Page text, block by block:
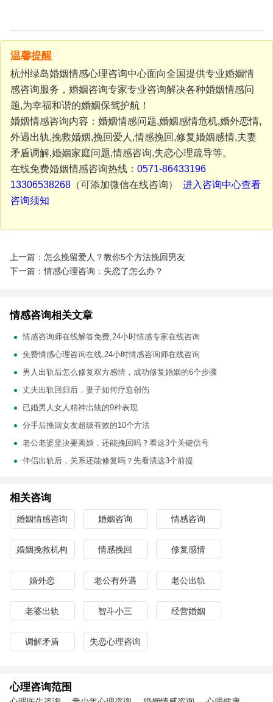
温馨提醒
杭州绿岛婚姻情感心理咨询中心面向全国提供专业婚姻情
感咨询服务，婚姻咨询专家专业咨询解决各种婚姻情感问
题,为幸福和谐的婚姻保驾护航！
婚姻情感咨询内容：婚姻情感问题,婚姻感情危机,婚外恋情,
外遇出轨,挽救婚姻,挽回爱人,情感挽回,修复婚姻感情,夫妻
矛盾调解,婚姻家庭问题,情感咨询,失恋心理疏导等。
在线免费婚姻情感咨询热线： 0571-86433196
13306538268（可添加微信在线咨询） 进入咨询中心查看
咨询须知
上一篇：怎么挽留爱人？教你5个方法挽回男友
下一篇：情感心理咨询：失恋了怎么办？
情感咨询相关文章
情感咨询师在线解答免费,24小时情感专家在线咨询
免费情感心理咨询在线,24小时情感咨询师在线咨询
男人出轨后怎么修复双方感情，成功修复婚姻的6个步骤
丈夫出轨回归后，妻子如何疗愈创伤
已婚男人女人精神出轨的9种表现
分手后挽回女友超级有效的10个方法
老公老婆坚决要离婚，还能挽回吗？看这3个关键信号
伴侣出轨后，关系还能修复吗？先看清这3个前提
相关咨询
婚姻情感咨询 婚姻咨询 情感咨询
婚姻挽救机构 情感挽回 修复感情
婚外恋 老公有外遇 老公出轨
老婆出轨 智斗小三 经营婚姻
调解矛盾 失恋心理咨询
心理咨询范围